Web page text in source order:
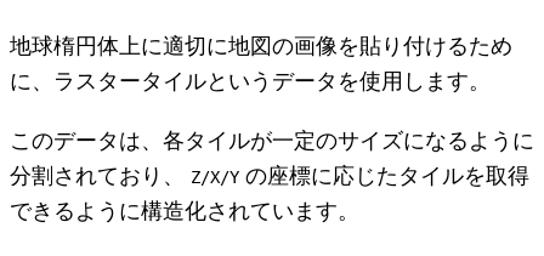
地球楕円体上に適切に地図の画像を貼り付けるため
に、ラスタータイルというデータを使用します。
このデータは、各タイルが一定のサイズになるように
分割されており、
Z/X/Y の座標に応じたタイルを取得
できるように構造化されています。